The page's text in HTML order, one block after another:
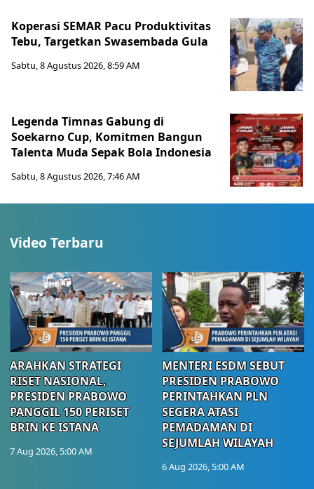
Koperasi SEMAR Pacu Produktivitas
Tebu, Targetkan Swasembada Gula
Sabtu, 8 Agustus 2026, 8:59 AM
Legenda Timnas Gabung di
Soekarno Cup, Komitmen Bangun
Talenta Muda Sepak Bola Indonesia
Sabtu, 8 Agustus 2026, 7:46 AM
Video Terbaru
ARAHKAN STRATEGI
RISET NASIONAL,
PRESIDEN PRABOWO
PANGGIL 150 PERISET
BRIN KE ISTANA
7 Aug 2026, 5:00 AM
MENTERI ESDM SEBUT
PRESIDEN PRABOWO
PERINTAHKAN PLN
SEGERA ATASI
PEMADAMAN DI
SEJUMLAH WILAYAH
6 Aug 2026, 5:00 AM